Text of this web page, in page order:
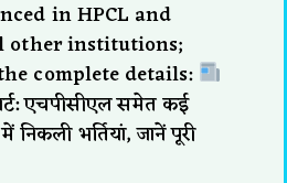
in HPCL and
other institutions;
complete details:
एचपीसीएल समेत कई
निकली भर्तियां, जानें पूरी